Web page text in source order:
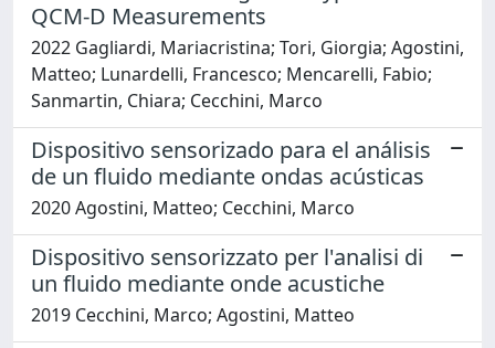
QCM-D Measurements
2022 Gagliardi, Mariacristina; Tori, Giorgia; Agostini,
Matteo; Lunardelli, Francesco; Mencarelli, Fabio;
Sanmartin, Chiara; Cecchini, Marco
Dispositivo sensorizado para el análisis
de un fluido mediante ondas acústicas
2020 Agostini, Matteo; Cecchini, Marco
Dispositivo sensorizzato per l'analisi di
un fluido mediante onde acustiche
2019 Cecchini, Marco; Agostini, Matteo